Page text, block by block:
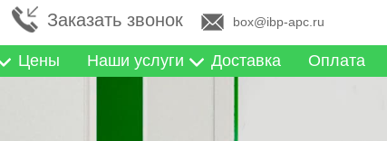
Заказать звонок box@ibp-apc.ru
Цены Наши услуги Доставка Оплата